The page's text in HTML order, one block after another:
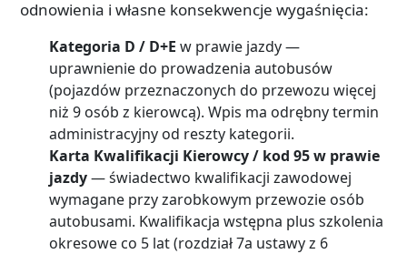
odnowienia i własne konsekwencje wygaśnięcia:
Kategoria D / D+E w prawie jazdy —
uprawnienie do prowadzenia autobusów
(pojazdów przeznaczonych do przewozu więcej
niż 9 osób z kierowcą). Wpis ma odrębny termin
administracyjny od reszty kategorii.
Karta Kwalifikacji Kierowcy / kod 95 w prawie
jazdy— świadectwo kwalifikacji zawodowej
wymagane przy zarobkowym przewozie osób
autobusami. Kwalifikacja wstępna plus szkolenia
okresowe co 5 lat (rozdział 7a ustawy z 6